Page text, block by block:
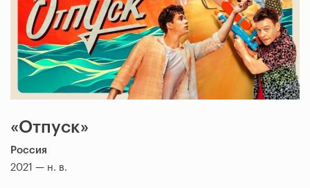
«Отпуск»
Россия
2021 — н. в.